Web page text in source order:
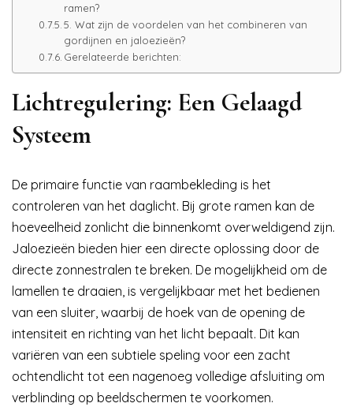
ramen?
5. Wat zijn de voordelen van het combineren van
gordijnen en jaloezieën?
Gerelateerde berichten:
Lichtregulering: Een Gelaagd
Systeem
De primaire functie van raambekleding is het
controleren van het daglicht. Bij grote ramen kan de
hoeveelheid zonlicht die binnenkomt overweldigend zijn.
Jaloezieën bieden hier een directe oplossing door de
directe zonnestralen te breken. De mogelijkheid om de
lamellen te draaien, is vergelijkbaar met het bedienen
van een sluiter, waarbij de hoek van de opening de
intensiteit en richting van het licht bepaalt. Dit kan
variëren van een subtiele speling voor een zacht
ochtendlicht tot een nagenoeg volledige afsluiting om
verblinding op beeldschermen te voorkomen.